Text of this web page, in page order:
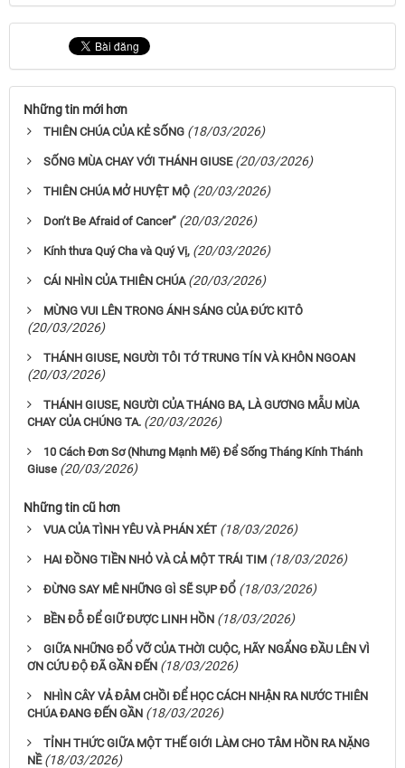
Những tin mới hơn
THIÊN CHÚA CỦA KẺ SỐNG (18/03/2026)
SỐNG MÙA CHAY VỚI THÁNH GIUSE (20/03/2026)
THIÊN CHÚA MỞ HUYỆT MỘ (20/03/2026)
Don’t Be Afraid of Cancer” (20/03/2026)
Kính thưa Quý Cha và Quý Vị, (20/03/2026)
CÁI NHÌN CỦA THIÊN CHÚA (20/03/2026)
MỪNG VUI LÊN TRONG ÁNH SÁNG CỦA ĐỨC KITÔ
(20/03/2026)
THÁNH GIUSE, NGƯỜI TÔI TỚ TRUNG TÍN VÀ KHÔN NGOAN
(20/03/2026)
THÁNH GIUSE, NGƯỜI CỦA THÁNG BA, LÀ GƯƠNG MẪU MÙA
CHAY CỦA CHÚNG TA. (20/03/2026)
10 Cách Đơn Sơ (Nhưng Mạnh Mẽ) Để Sống Tháng Kính Thánh
Giuse (20/03/2026)
Những tin cũ hơn
VUA CỦA TÌNH YÊU VÀ PHÁN XÉT (18/03/2026)
HAI ĐỒNG TIỀN NHỎ VÀ CẢ MỘT TRÁI TIM (18/03/2026)
ĐỪNG SAY MÊ NHỮNG GÌ SẼ SỤP ĐỔ (18/03/2026)
BỀN ĐỖ ĐỂ GIỮ ĐƯỢC LINH HỒN (18/03/2026)
GIỮA NHỮNG ĐỔ VỠ CỦA THỜI CUỘC, HÃY NGẨNG ĐẦU LÊN VÌ
ƠN CỨU ĐỘ ĐÃ GẦN ĐẾN (18/03/2026)
NHÌN CÂY VẢ ĐÂM CHỒI ĐỂ HỌC CÁCH NHẬN RA NƯỚC THIÊN
CHÚA ĐANG ĐẾN GẦN (18/03/2026)
TỈNH THỨC GIỮA MỘT THẾ GIỚI LÀM CHO TÂM HỒN RA NẶNG
NỀ (18/03/2026)